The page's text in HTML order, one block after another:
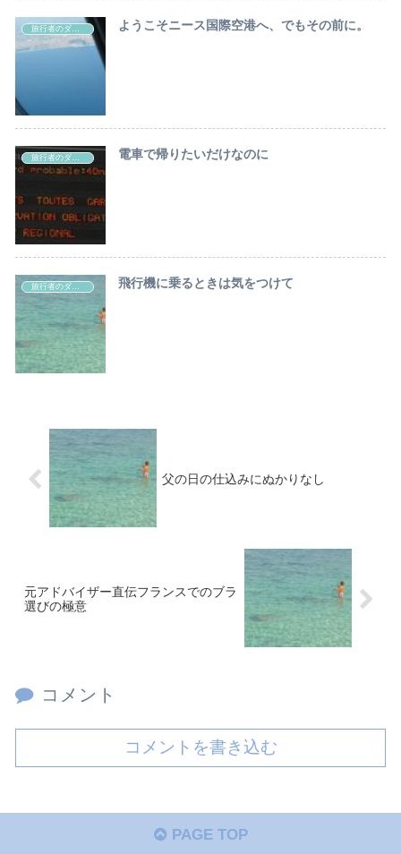
ようこそニース国際空港へ、でもその前に。
電車で帰りたいだけなのに
旅行者のダジュール・ルール 飛行機に乗るときは気をつけて
父の日の仕込みにぬかりなし
元アドバイザー直伝フランスでのブラ
選びの極意
コメント
コメントを書き込む
PAGE TOP